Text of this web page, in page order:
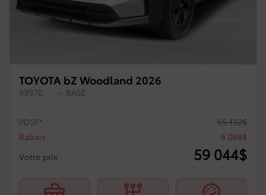
TOYOTA bZ Woodland 2026
99970 – BASE
PDSF* 65 132$
Rabais
6 088$
Votre prix
59 044$